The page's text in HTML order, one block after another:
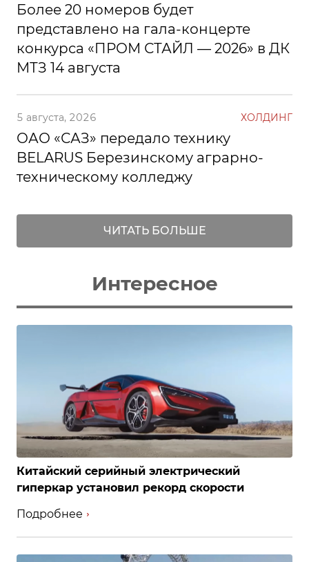
Более 20 номеров будет
представлено на гала-концерте
конкурса «ПРОМ СТАЙЛ — 2026» в ДК
МТЗ 14 августа
5 августа, 2026 ХОЛДИНГ
ОАО «САЗ» передало технику
BELARUS Березинскому аграрно-
техническому колледжу
ЧИТАТЬ БОЛЬШЕ
Интересное
Китайский серийный электрический
гиперкар установил рекорд скорости
Подробнее